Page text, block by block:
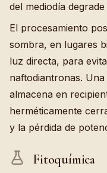
del mediodía
El procesamiento
sombra, en lugares
luz directa, para
naftodiantronas.
almacena en
herméticamente
y la pérdida de
Fitoquímica